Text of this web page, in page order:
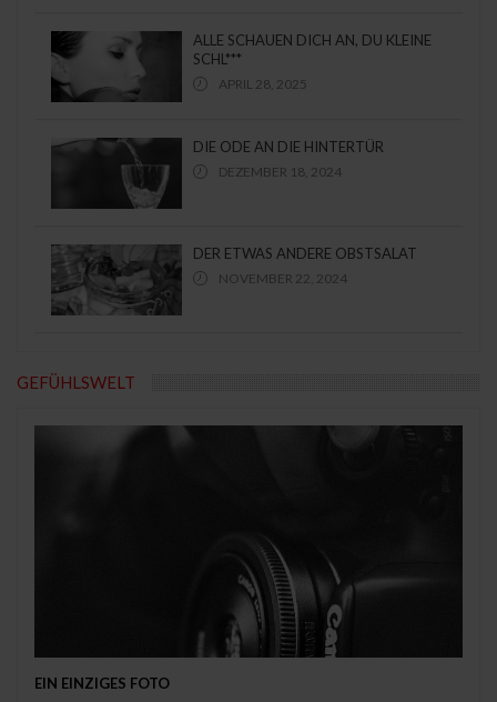
ALLE SCHAUEN DICH AN, DU KLEINE
SCHL***
APRIL 28, 2025
DIE ODE AN DIE HINTERTÜR
DEZEMBER 18, 2024
DER ETWAS ANDERE OBSTSALAT
NOVEMBER 22, 2024
GEFÜHLSWELT
EIN EINZIGES FOTO